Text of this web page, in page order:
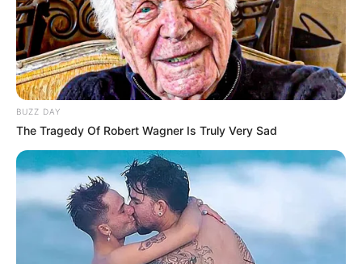
BUZZ DAY
The Tragedy Of Robert Wagner Is Truly Very Sad